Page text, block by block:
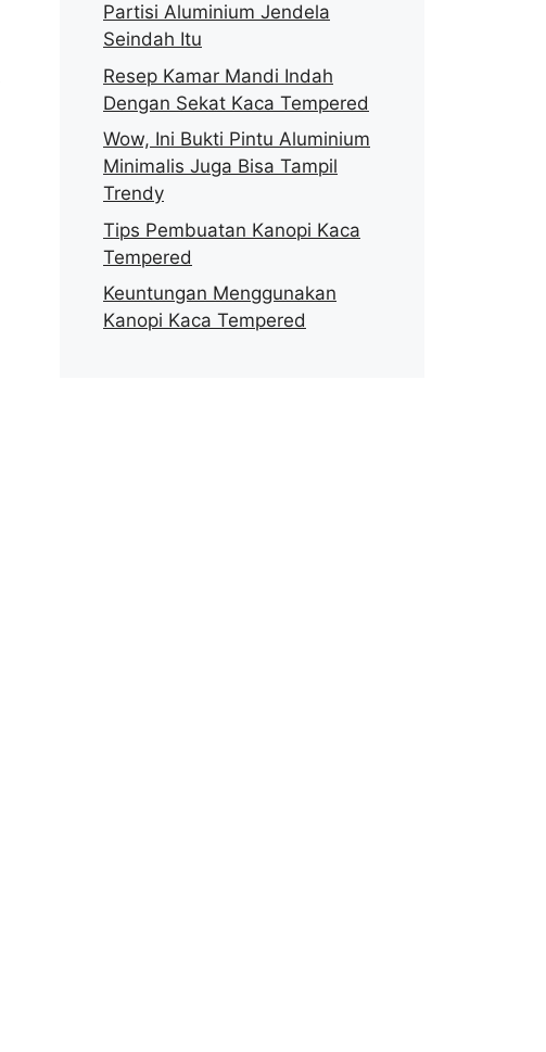
Partisi Aluminium Jendela
Seindah Itu
Resep Kamar Mandi Indah
Dengan Sekat Kaca Tempered
Wow, Ini Bukti Pintu Aluminium
Minimalis Juga Bisa Tampil
Trendy
Tips Pembuatan Kanopi Kaca
Tempered
Keuntungan Menggunakan
Kanopi Kaca Tempered